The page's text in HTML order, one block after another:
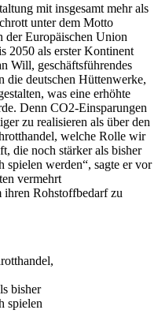
mit insgesamt mehr als
unter dem Motto
der Europäischen Union
2050 als erster Kontinent
Will, geschäftsführendes
die deutschen Hüttenwerke,
was eine erhöhte
Denn CO2-Einsparungen
zu realisieren als über den
welche Rolle wir
die noch stärker als bisher
spielen werden“, sagte er vor
vermehrt
ihren Rohstoffbedarf zu
bisher
spielen